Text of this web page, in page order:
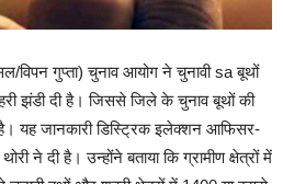
गुप्ता) चुनाव आयोग ने चुनावी sa बूथों
झंडी दी है। जिससे जिले के चुनाव बूथों की
यह जानकारी डिस्ट्रिक इलेक्शन आफिसर-
ने दी है। उन्होंने बताया कि ग्रामीण क्षेत्रों में